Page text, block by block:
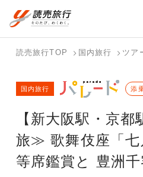
国内旅行トッ
バスツアー
を探す
個人旅行
（ブーケ
テーマから写真から
す
海外旅行トッ
海外特集か
ら探す
テーマか
探す
読売旅行TOP 国内旅行 ツア
【新大阪駅・京
旅≫ 歌舞伎座「七
等席鑑賞と 豊洲
国内旅行 添